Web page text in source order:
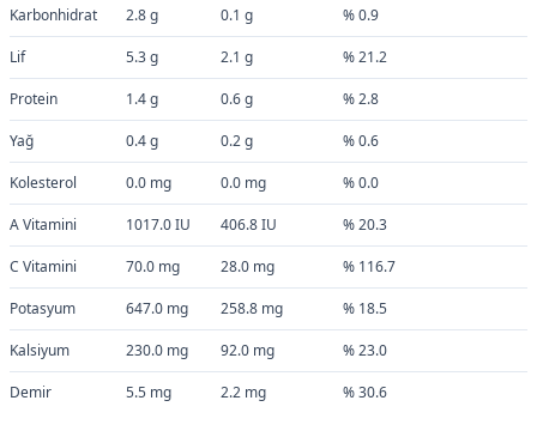
Karbonhidrat 2.8 g 0.1 g % 0.9
Lif 5.3 g 2.1 g % 21.2
Protein 1.4 g 0.6 g % 2.8
Yağ 0.4 g 0.2 g % 0.6
Kolesterol 0.0 mg 0.0 mg % 0.0
A Vitamini 1017.0 IU 406.8 IU % 20.3
C Vitamini 70.0 mg 28.0 mg % 116.7
Potasyum 647.0 mg 258.8 mg % 18.5
Kalsiyum 230.0 mg 92.0 mg % 23.0
Demir 5.5 mg 2.2 mg % 30.6